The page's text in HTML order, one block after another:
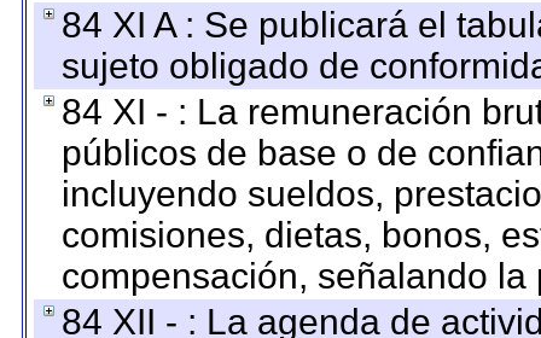
84 XI A : Se publicará el
sujeto obligado de
84 XI - : La remuneración
públicos de base o de
incluyendo sueldos,
comisiones, dietas, bonos,
compensación, señalando
84 XII - : La agenda de